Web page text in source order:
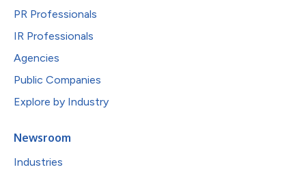
PR Professionals
IR Professionals
Agencies
Public Companies
Explore by Industry
Newsroom
Industries